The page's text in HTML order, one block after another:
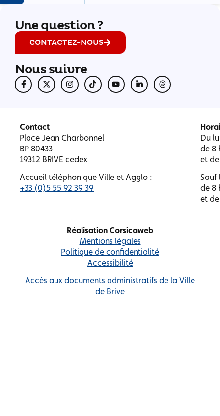
Une question ?
CONTACTEZ-NOUS
Nous suivre
Contact
Place Jean Charbonnel
BP 80433
19312 BRIVE cedex
Accueil téléphonique Ville et Agglo :
+33 (0)5 55 92 39 39
Du
de 8
et de
Sauf
de 8
et de
Réalisation Corsicaweb
Mentions légales
Politique de confidentialité
Accessibilité
Accès aux documents administratifs de la Ville
de Brive